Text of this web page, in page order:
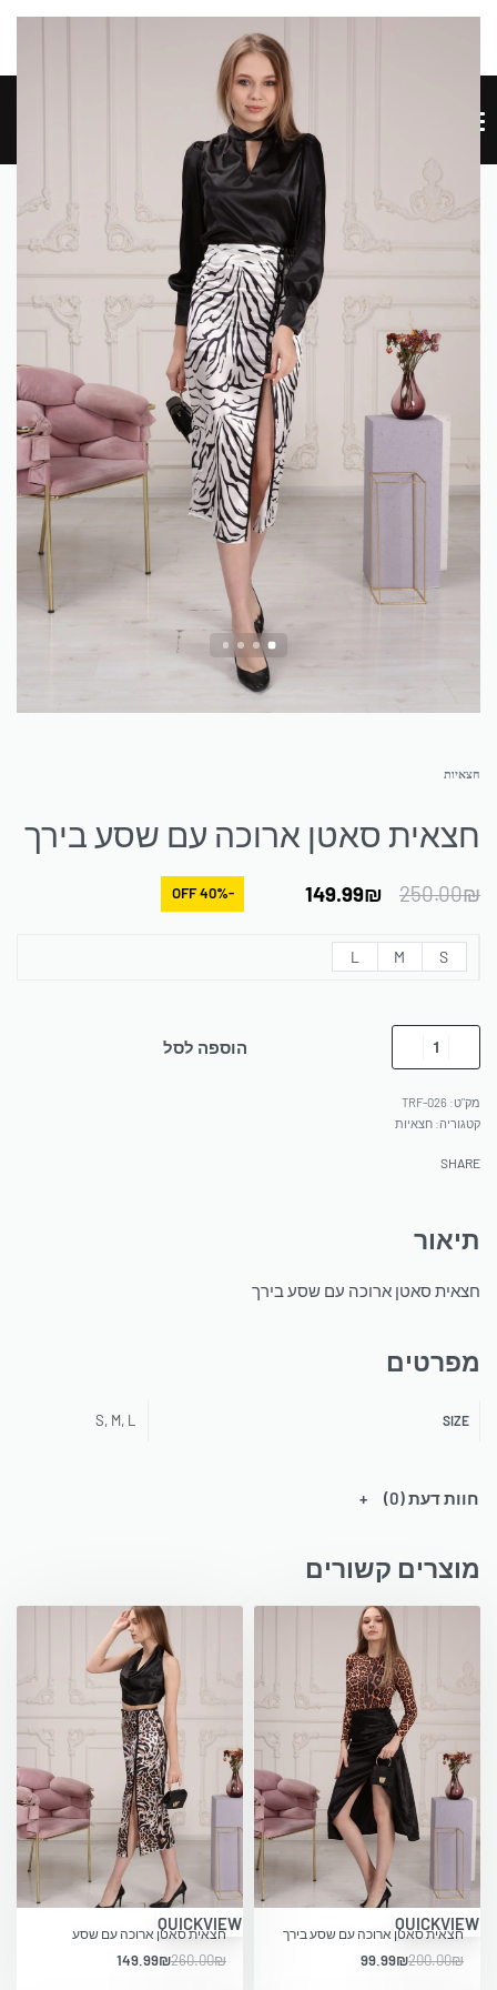
NEW SITE NEW SITE NEW SITE NEW SITE NEW SITE
חצאיות
חצאית סאטן ארוכה עם שסע בירך
250.00₪
149.99₪
-40% OFF
S
M
L
הוספה לסל
TRF-026
קטגוריה: חצאיות
SHARE
תיאור
חצאית סאטן ארוכה עם שסע בירך
מפרטים
SIZE
S, M, L
חוות דעת (0)
מוצרים קשורים
-50% OFF
QUICKVIEW
חצאית סאטן ארוכה עם שסע בירך
200.00₪
99.99₪
-42% OFF
QUICKVIEW
חצאית סאטן ארוכה עם שסע
260.00₪
149.99₪